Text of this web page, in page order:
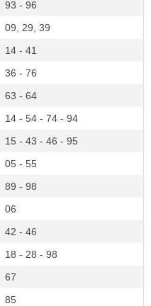
93 - 96
09, 29, 39
14 - 41
36 - 76
63 - 64
14 - 54 - 74 - 94
15 - 43 - 46 - 95
05 - 55
89 - 98
06
42 - 46
18 - 28 - 98
67
85